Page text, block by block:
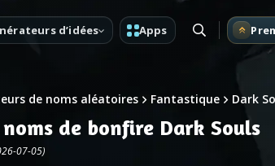
d’idées Apps
de noms aléatoires Fantastique Dark
de bonfire Dark Souls
07-05)